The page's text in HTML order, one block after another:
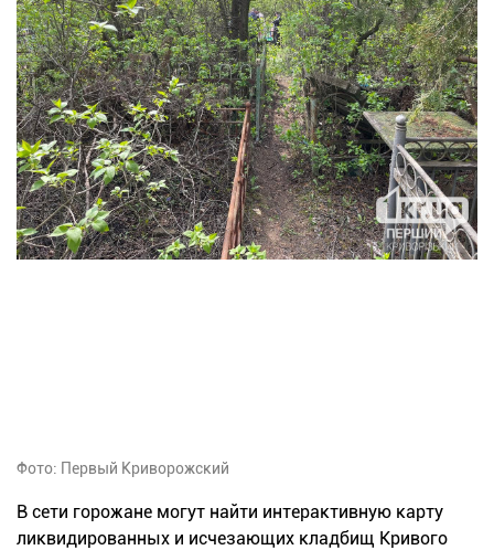
Фото: Первый Криворожский
В сети горожане могут найти интерактивную карту
ликвидированных и исчезающих кладбищ Кривого